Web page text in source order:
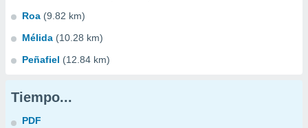
Roa (9.82 km)
Mélida (10.28 km)
Peñafiel (12.84 km)
Tiempo...
PDF